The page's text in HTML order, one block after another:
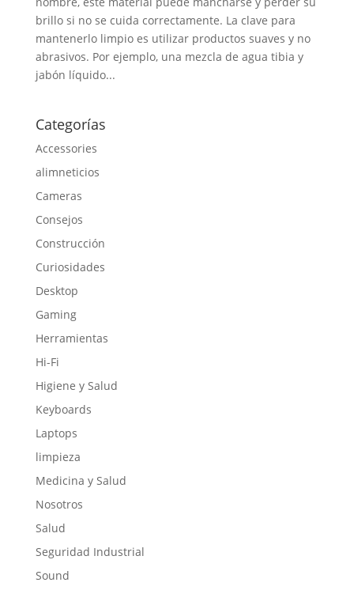
brillo si no se cuida correctamente. La clave para
mantenerlo limpio es utilizar productos suaves y no
abrasivos. Por ejemplo, una mezcla de agua tibia y
jabón líquido...
Categorías
Accessories
alimneticios
Cameras
Consejos
Construcción
Curiosidades
Desktop
Gaming
Herramientas
Hi-Fi
Higiene y Salud
Keyboards
Laptops
limpieza
Medicina y Salud
Nosotros
Salud
Seguridad Industrial
Sound